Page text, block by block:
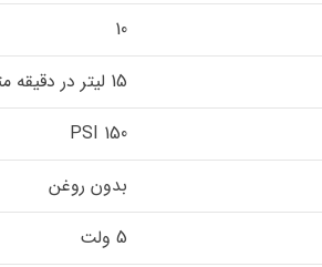
10
15 لیتر در دقیقه مترمکعب بر ساعت
150 PSI
بدون روغن
5 ولت